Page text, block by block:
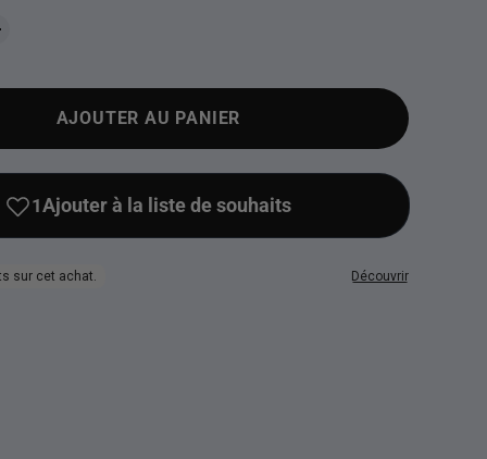
AJOUTER AU PANIER